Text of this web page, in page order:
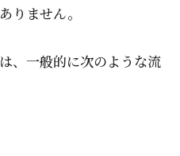
りません。
、一般的に次のような流